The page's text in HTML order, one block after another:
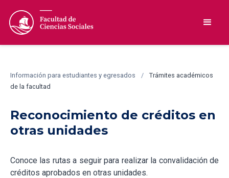
Información para estudiantes y egresados /
Trámites académicos
de la facultad
Reconocimiento de créditos en
otras unidades
Conoce las rutas a seguir para realizar la convalidación de
créditos aprobados en otras unidades.